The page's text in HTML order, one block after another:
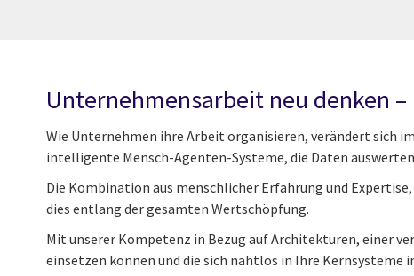
Unternehmensarbeit neu denken
Wie Unternehmen ihre Arbeit organisieren, verändert sich
intelligente Mensch-Agenten-Systeme, die Daten
Die Kombination aus menschlicher Erfahrung und
dies entlang der gesamten Wertschöpfung.
Mit unserer Kompetenz in Bezug auf Architekturen, einer
einsetzen können und die sich nahtlos in Ihre Kernsysteme